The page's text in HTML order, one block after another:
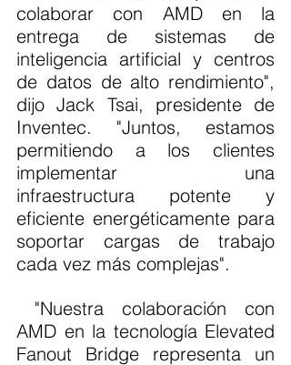
colaborar con AMD en la
entrega de sistemas de
inteligencia artificial y centros
de datos de alto rendimiento",
dijo Jack Tsai, presidente de
Inventec. "Juntos, estamos
permitiendo a los clientes
implementar una
infraestructura potente y
eficiente energéticamente para
soportar cargas de trabajo
cada vez más complejas".
AMD en la tecnología Elevated
Fanout Bridge representa un